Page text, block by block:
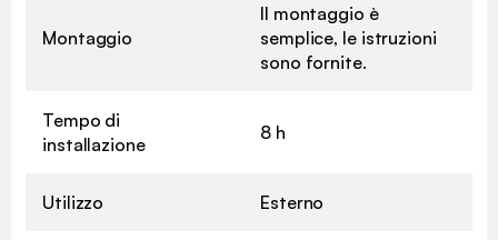
Montaggio
Il montaggio è
semplice, le istruzioni
sono fornite.
Tempo di
installazione
8 h
Utilizzo Esterno